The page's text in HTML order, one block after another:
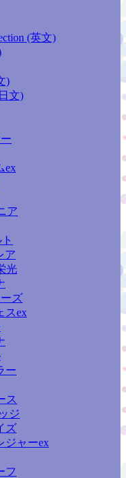
(英文)
)
文)
ex
ア
ア
光
ズ
スex
ー
ス
ジ
ズ
ジャーex
フ